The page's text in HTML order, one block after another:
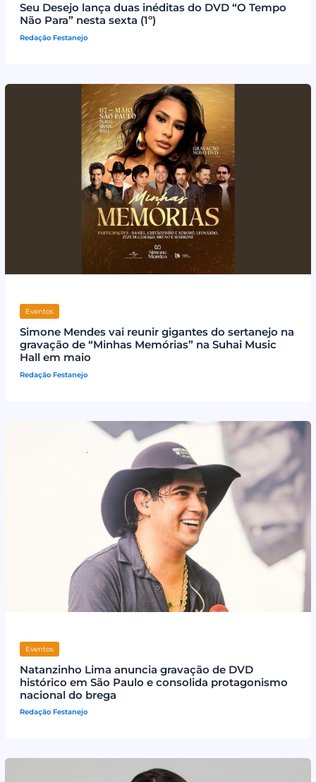
Seu Desejo lança duas inéditas do DVD “O Tempo
Não Para” nesta sexta (1º)
Redação Festanejo
Eventos
Simone Mendes vai reunir gigantes do sertanejo na
gravação de “Minhas Memórias” na Suhai Music
Hall em maio
Redação Festanejo
Eventos
Natanzinho Lima anuncia gravação de DVD
histórico em São Paulo e consolida protagonismo
nacional do brega
Redação Festanejo